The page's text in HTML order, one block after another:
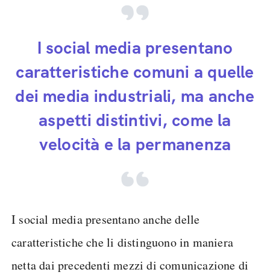
I social media presentano
caratteristiche comuni a quelle
dei media industriali, ma anche
aspetti distintivi, come la
velocità e la permanenza
I social media presentano anche delle
caratteristiche che li distinguono in maniera
netta dai precedenti mezzi di comunicazione di